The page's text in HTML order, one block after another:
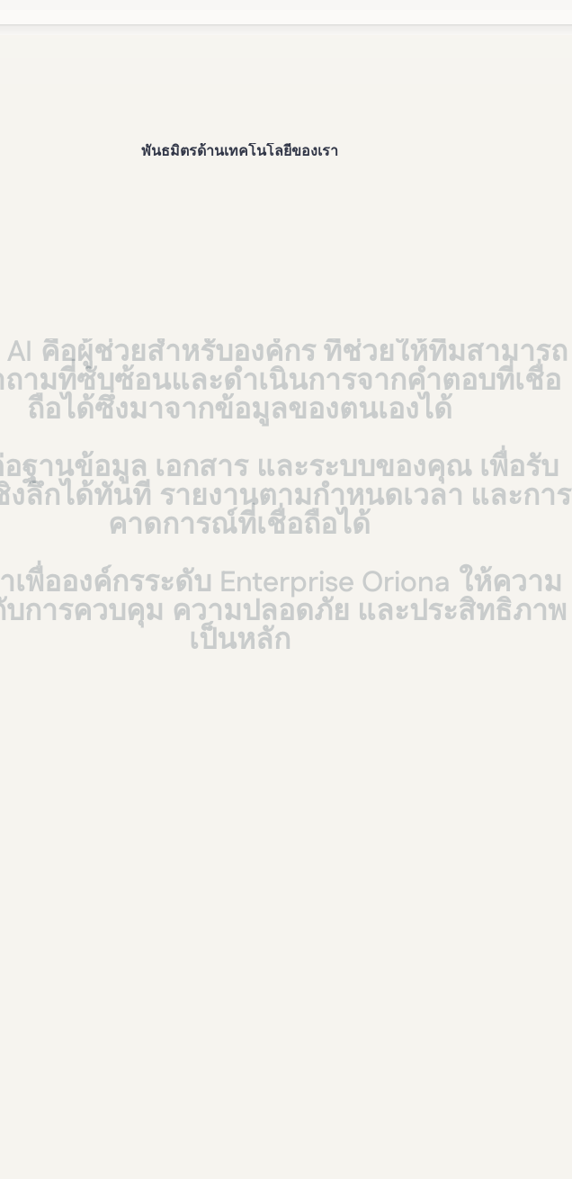
พันธมิตรด้านเทคโนโลยีของเรา
AI คือผู้ช่วยสำหรับองค์กร ที่ช่วยให้ทีมสามารถ
ามที่ซับซ้อนและดำเนินการจากคำตอบที่เชื่อ
ถือได้ซึ่งมาจากข้อมูลของตนเองได้
ฐานข้อมูล เอกสาร และระบบของคุณ เพื่อรับ
งลึกได้ทันที รายงานตามกำหนดเวลา และการ
คาดการณ์ที่เชื่อถือได้
เพื่อองค์กรระดับ Enterprise Oriona ให้ความ
การควบคุม ความปลอดภัย และประสิทธิภาพ
เป็นหลัก